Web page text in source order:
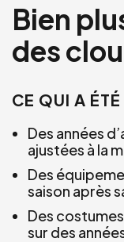
Bien
des
CE QUI A ÉTÉ
Des années
ajustées à la
Des
saison après
Des
sur des